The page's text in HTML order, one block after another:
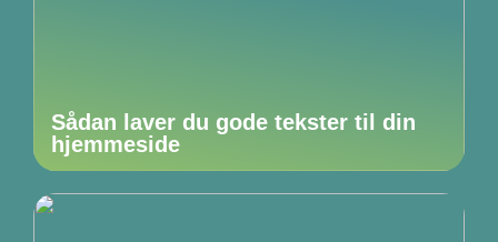
Sådan laver du gode tekster til din
hjemmeside